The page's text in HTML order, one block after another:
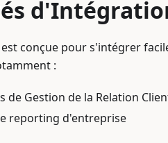
est conçue pour s'intégrer
:
de Gestion de la Relation
reporting d'entreprise